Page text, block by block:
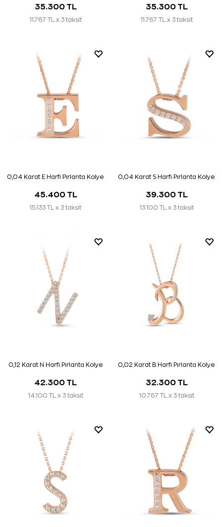
35.300 TL
11.767 TL x 3 taksit
35.300 TL
11.767 TL x 3 taksit
0,04 Karat E Harfi Pırlanta Kolye
45.400 TL
15.133 TL x 3 taksit
0,04 Karat S Harfi Pırlanta Kolye
39.300 TL
13.100 TL x 3 taksit
0,12 Karat N Harfi Pırlanta Kolye
42.300 TL
14.100 TL x 3 taksit
0,02 Karat B Harfi Pırlanta Kolye
32.300 TL
10.767 TL x 3 taksit